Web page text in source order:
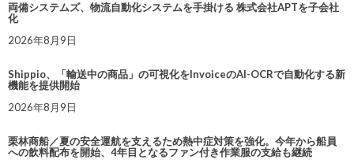
両備システムズ、物流自動化システムを手掛ける 株式会社APTを子会社
化
2026年8月9日
Shippio、「輸送中の商品」の可視化をInvoiceのAI-OCRで自動化する新
機能を提供開始
2026年8月9日
栗林商船／夏の安全運航を支えるため熱中症対策を強化。今年から船員
への飲料配布を開始、4年目となるファン付き作業服の支給も継続